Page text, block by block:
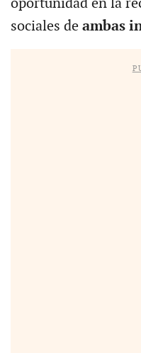
sociales de ambas